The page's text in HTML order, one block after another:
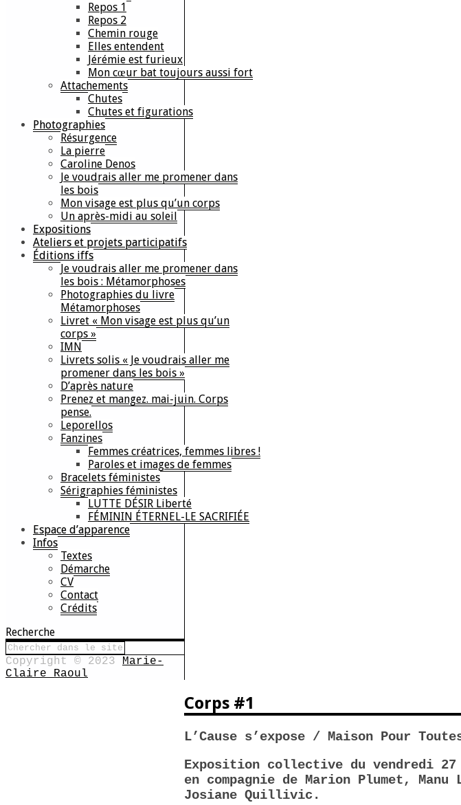
Repos 1
Repos 2
Chemin rouge
Elles entendent
Jérémie est furieux
Mon cœur bat toujours aussi fort
Attachements
Chutes
Chutes et figurations
Photographies
Résurgence
La pierre
Caroline Denos
Je voudrais aller me promener dans
les bois
Mon visage est plus qu’un corps
Un après-midi au soleil
Expositions
Ateliers et projets participatifs
Éditions iffs
Je voudrais aller me promener dans
les bois : Métamorphoses
Photographies du livre
Métamorphoses
Livret « Mon visage est plus qu’un
corps »
IMN
Livrets solis « Je voudrais aller me
promener dans les bois »
D’après nature
Prenez et mangez. mai-juin. Corps
pense.
Leporellos
Fanzines
Femmes créatrices, femmes libres !
Paroles et images de femmes
Bracelets féministes
Sérigraphies féministes
LUTTE DÉSIR Liberté
FÉMININ ÉTERNEL-LE SACRIFIÉE
Espace d’apparence
Infos
Textes
Démarche
CV
Contact
Crédits
Recherche
Copyright © 2023 Marie-
Claire Raoul
Corps #1
L’Cause s’expose / Maison Pour
Exposition collective du vendredi 27
en compagnie de Marion Plumet,
Josiane Quillivic.